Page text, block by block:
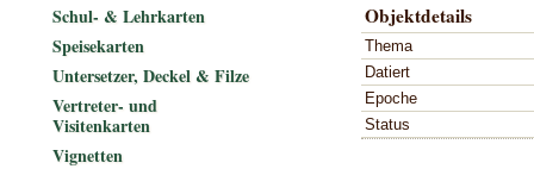
Objektdetails
Thema
Datiert
Epoche
Status
Schul- & Lehrkarten
Speisekarten
Untersetzer, Deckel & Filze
Vertreter- und
Visitenkarten
Vignetten